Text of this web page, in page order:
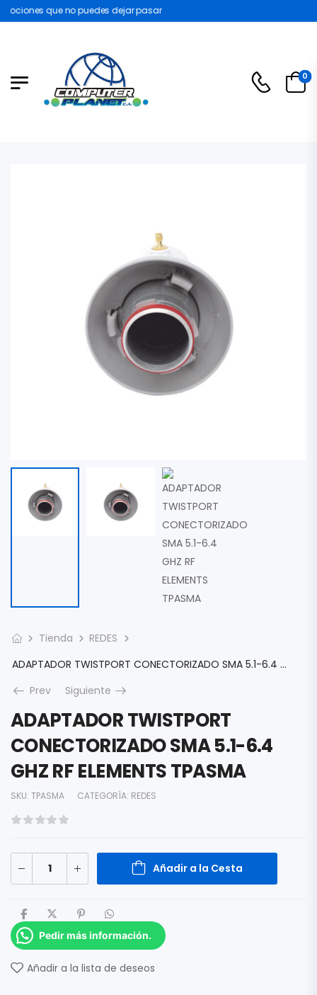
que no puedes dejar pasar
0
Tienda
REDES
ADAPTADOR TWISTPORT CONECTORIZADO SMA 5.1-6.4 GHZ RF ELEMENTS TPASMA
Prev
Siguiente
ADAPTADOR TWISTPORT
CONECTORIZADO SMA 5.1-6.4
GHZ RF ELEMENTS TPASMA
SKU: TPASMA CATEGORÍA: REDES
Añadir a la Cesta
Pedir más información.
Añadir a la lista de deseos